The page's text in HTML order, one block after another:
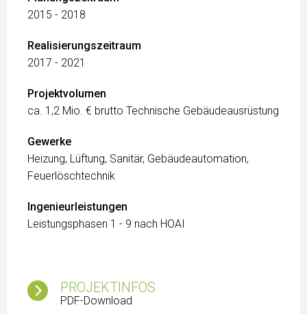
2015 - 2018
Realisierungszeitraum
2017 - 2021
Projektvolumen
ca. 1,2 Mio. € brutto Technische Gebäudeausrüstung
Gewerke
Heizung, Lüftung, Sanitär, Gebäudeautomation,
Feuerlöschtechnik
Ingenieurleistungen
Leistungsphasen 1 - 9 nach HOAI
PROJEKTINFOS
PDF-Download